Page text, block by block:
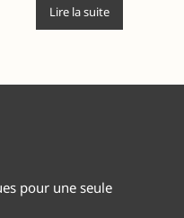
Lire la suite
pour une seule